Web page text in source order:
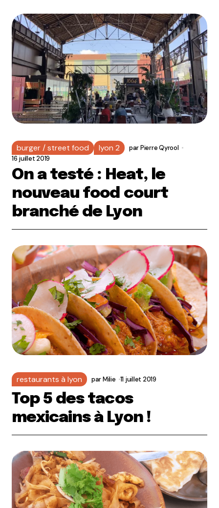
burger / street food lyon 2 parPierre Qyrool
16 juillet 2019
On a testé : Heat, le
nouveau food court
branché de Lyon
restaurants à lyon parMilie 11 juillet 2019
Top 5 des tacos
mexicains à Lyon !